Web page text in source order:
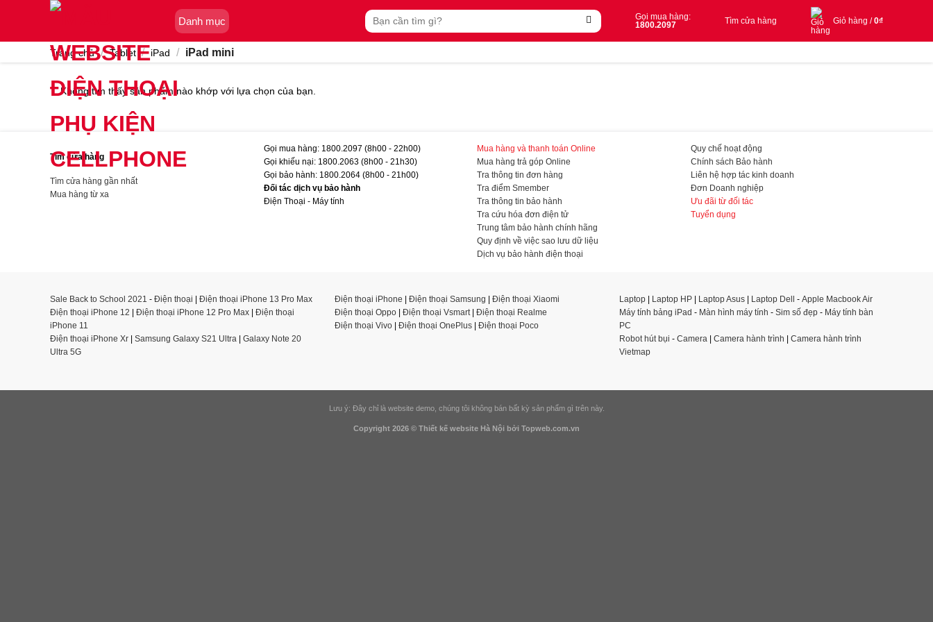
Danh mục
Tìm
kiếm:
Gọi mua hàng:
1800.2097
Tìm cửa hàng Giỏ hàng /0₫
Trang chủ / Tablet / iPad / iPad mini
Không tìm thấy sản phẩm nào khớp với lựa chọn của bạn.
Tìm cửa hàng
Tìm cửa hàng gần nhất
Mua hàng từ xa
Gọi mua hàng: 1800.2097 (8h00 - 22h00)
Gọi khiếu nại: 1800.2063 (8h00 - 21h30)
Gọi bảo hành: 1800.2064 (8h00 - 21h00)
Đối tác dịch vụ bảo hành
Điện Thoại - Máy tính
Mua hàng và thanh toán Online
Mua hàng trả góp Online
Tra thông tin đơn hàng
Tra điểm Smember
Tra thông tin bảo hành
Tra cứu hóa đơn điện tử
Trung tâm bảo hành chính hãng
Quy định về việc sao lưu dữ liệu
Dịch vụ bảo hành điện thoại
Quy chế hoạt động
Chính sách Bảo hành
Liên hệ hợp tác kinh doanh
Đơn Doanh nghiệp
Ưu đãi từ đối tác
Tuyển dụng
Sale Back to School 2021 - Điện thoại | Điện thoại iPhone 13 Pro Max
Điện thoại iPhone 12 | Điện thoại iPhone 12 Pro Max | Điện thoại
iPhone 11
Điện thoại iPhone Xr | Samsung Galaxy S21 Ultra | Galaxy Note 20
Ultra 5G
Điện thoại iPhone | Điện thoại Samsung | Điện thoại Xiaomi
Điện thoại Oppo | Điện thoại Vsmart | Điện thoại Realme
Điện thoại Vivo | Điện thoại OnePlus | Điện thoại Poco
Laptop | Laptop HP | Laptop Asus | Laptop Dell - Apple Macbook Air
Máy tính bảng iPad - Màn hình máy tính - Sim số đẹp - Máy tính bàn
PC
Robot hút bụi - Camera | Camera hành trình | Camera hành trình
Vietmap
Lưu ý: Đây chỉ là website demo, chúng tôi không bán bất kỳ sản phẩm gì trên này.
Copyright 2026 © Thiết kế website Hà Nội bởi Topweb.com.vn